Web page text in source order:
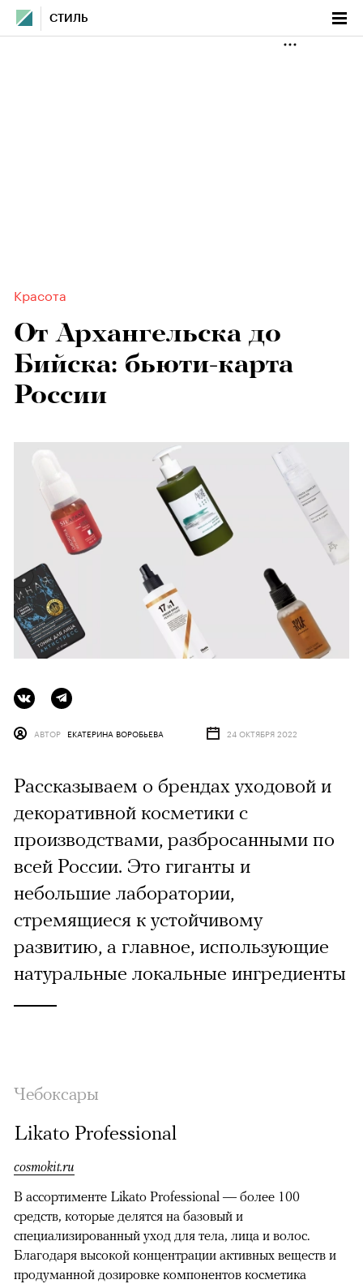
СТИЛЬ
Красота
От Архангельска до
Бийска: бьюти-карта
России
АВТОР ЕКАТЕРИНА ВОРОБЬЕВА 24 ОКТЯБРЯ 2022
Рассказываем о брендах уходовой и
декоративной косметики с
производствами, разбросанными по
всей России. Это гиганты и
небольшие лаборатории,
стремящиеся к устойчивому
развитию, а главное, использующие
натуральные локальные ингредиенты
Чебоксары
Likato Prоfessional
cosmokit.ru
В ассортименте Likato Prоfessional — более 100
средств, которые делятся на базовый и
специализированный уход для тела, лица и волос.
Благодаря высокой концентрации активных веществ и
продуманной дозировке компонентов косметика